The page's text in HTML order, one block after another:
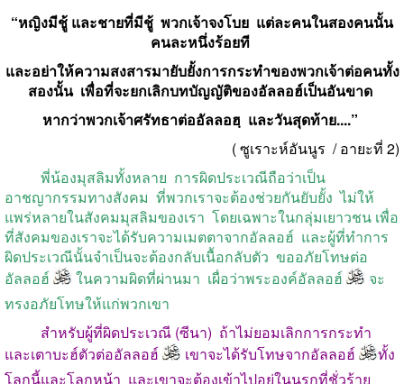
“หญิงมีชู้ และชายที่มีชู้ พวกเจ้าจงโบย แต่ละคนในสองคนนั้น
คนละหนึ่งร้อยที
และอย่าให้ความสงสารมายับยั้งการกระทำของพวกเจ้าต่อคนทั้ง
สองนั้น เพื่อที่จะยกเลิกบทบัญญัติของอัลลอฮ์เป็นอันขาด
หากว่าพวกเจ้าศรัทธาต่ออัลลอฮฺ และวันสุดท้าย....”
( ซูเราะห์อันนูร / อายะที่ 2)
พี่น้องมุสลิมทั้งหลาย การผิดประเวณีถือว่าเป็น
อาชญากรรมทางสังคม ที่พวกเราจะต้องช่วยกันยับยั้ง ไม่ให้
แพร่หลายในสังคมมุสลิมของเรา โดยเฉพาะในกลุ่มเยาวชน เพื่อ
ที่สังคมของเราจะได้รับความเมตตาจากอัลลอฮ์ และผู้ที่ทำการ
ผิดประเวณีนั้นจำเป็นจะต้องกลับเนื้อกลับตัว ขออภัยโทษต่อ
อัลลอฮ์
ในความผิดที่ผ่านมา เผื่อว่าพระองค์อัลลอฮ์
จะ
ทรงอภัยโทษให้แก่พวกเขา
สำหรับผู้ที่ผิดประเวณี (ซีนา) ถ้าไม่ยอมเลิกการกระทำ
และเตาบะฮ์ตัวต่ออัลลอฮ์
เขาจะได้รับโทษจากอัลลอฮ์
ทั้ง
โลกนี้และโลกหน้า และเขาจะต้องเข้าไปอยู่ในนรกที่ชั่วร้าย